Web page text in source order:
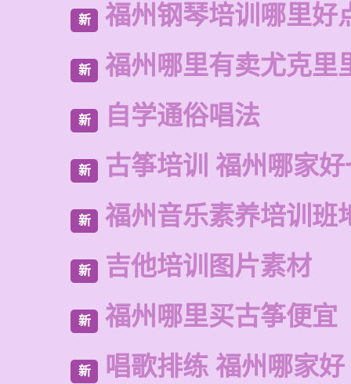
新 福州钢琴培训哪里好
新 福州哪里有卖尤克里
新 自学通俗唱法
新 古筝培训 福州哪家
新 福州音乐素养培训班
新 吉他培训图片素材
新 福州哪里买古筝便宜
新 唱歌排练 福州哪家好